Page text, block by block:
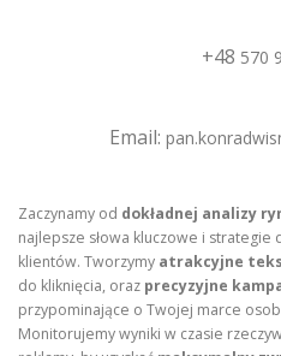
+48 570
Email:
Zaczynamy od dokładnej analizy
najlepsze słowa kluczowe i
klientów. Tworzymy atrakcyjne
do kliknięcia, oraz precyzyjne
przypominające o Twojej marce
Monitorujemy wyniki w czasie